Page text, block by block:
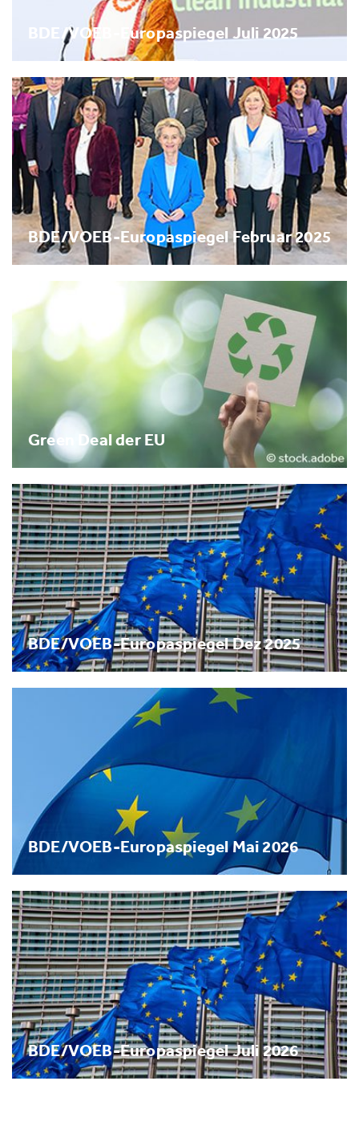
BDE/VOEB-Europaspiegel Juli 2025
BDE/VOEB-Europaspiegel Februar 2025
Green Deal der EU
BDE/VOEB-Europaspiegel Dez 2025
BDE/VOEB-Europaspiegel Mai 2026
BDE/VOEB-Europaspiegel Juli 2026